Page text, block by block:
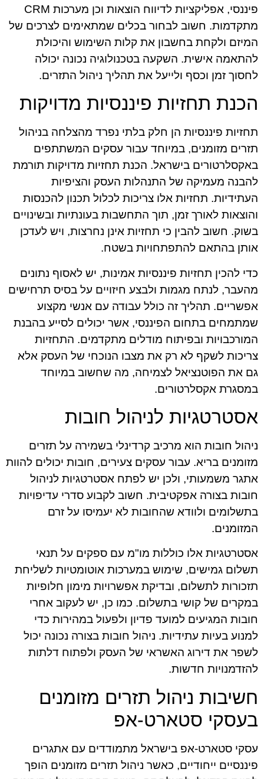
פיננסי, אפליקציות לדיווח הוצאות וכן מערכות CRM
מתקדמות. חשוב לבחור בכלים שמתאימים לצרכים של
המיזם ולקחת בחשבון את קלות השימוש והיכולת
להתאמה אישית. השקעה בטכנולוגיה נכונה יכולה
לחסוך זמן וכסף ולייעל את תהליך ניהול התזרים.
הכנת תחזיות פיננסיות מדויקות
תחזיות פיננסיות הן חלק בלתי נפרד מהצלחה בניהול
תזרים מזומנים, במיוחד עבור עסקים המשתתפים
באקסלרטורים בישראל. הכנת תחזיות מדויקות תורמת
להבנה מעמיקה של התנהלות העסק והציפיות
העתידיות. תחזיות אלו צריכות לכלול תכנון להכנסות
והוצאות לאורך זמן, תוך התחשבות בעונתיות ובשינויים
בשוק. חשוב להבין כי תחזיות אינן נחרצות, ויש לעדכן
אותן בהתאם להתפתחויות בשטח.
כדי להכין תחזיות פיננסיות אמינות, יש לאסוף נתונים
מהעבר, לנתח מגמות ולבצע חיזויים על בסיס תרחישים
אפשריים. תהליך זה כולל עבודה עם אנשי מקצוע
שמתמחים בתחום הפיננסי, אשר יכולים לסייע בהבנת
המורכבויות ובפיתוח מודלים מתקדמים. התחזיות
צריכות לשקף לא רק את מצבו הנוכחי של העסק אלא
גם את הפוטנציאל לצמיחה, מה שחשוב במיוחד
במסגרת אקסלרטורים.
אסטרטגיות לניהול חובות
ניהול חובות הוא מרכיב קרדינלי בשמירה על תזרים
מזומנים בריא. עבור עסקים צעירים, חובות יכולים להוות
אתגר משמעותי, ולכן יש לפתח אסטרטגיות לניהול
חובות בצורה אפקטיבית. חשוב לקבוע סדרי עדיפויות
בתשלומים ולוודא שהחובות לא יעמיסו על זרם
המזומנים.
אסטרטגיות אלו כוללות מו"מ עם ספקים על תנאי
תשלום גמישים, שימוש במערכות אוטומטיות לשליחת
תזכורות לתשלום, ובדיקת אפשרויות מימון חלופיות
במקרים של קושי בתשלום. כמו כן, יש לעקוב אחרי
חובות המגיעים למועד פדיון ולפעול במהירות כדי
למנוע בעיות עתידיות. ניהול חובות בצורה נכונה יכול
לשפר את דירוג האשראי של העסק ולפתוח דלתות
להזדמנויות חדשות.
חשיבות ניהול תזרים מזומנים
בעסקי סטארט-אפ
עסקי סטארט-אפ בישראל מתמודדים עם אתגרים
פיננסיים ייחודיים, כאשר ניהול תזרים מזומנים הופך